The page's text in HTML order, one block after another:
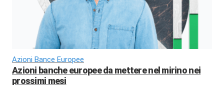
Azioni Bance Europee
Azioni banche europee da mettere nel mirino nei
prossimi mesi